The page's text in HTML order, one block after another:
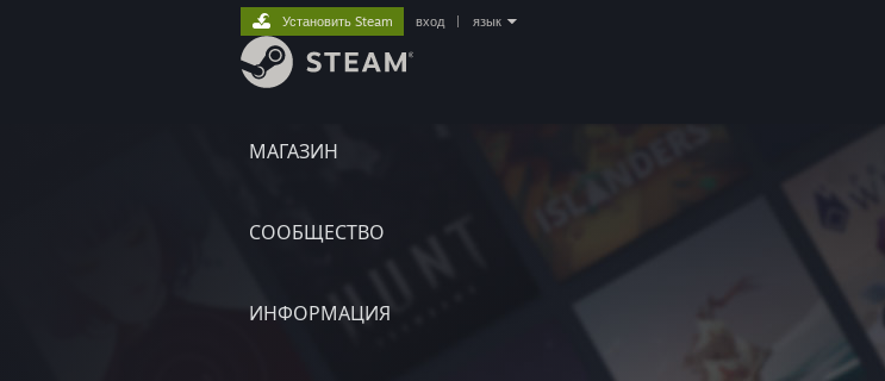
МАГАЗИН
СООБЩЕСТВО
ИНФОРМАЦИЯ
Установить Steam вход язык